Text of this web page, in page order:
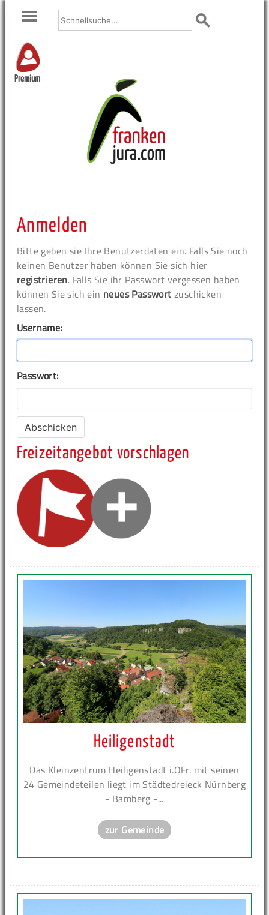
Premium
Anmelden
Bitte geben sie Ihre Benutzerdaten ein. Falls Sie noch
keinen Benutzer haben können Sie sich hier
registrieren. Falls Sie ihr Passwort vergessen haben
können Sie sich ein neues Passwort zuschicken
lassen.
Username:
Passwort:
Freizeitangebot vorschlagen
Heiligenstadt
Das Kleinzentrum Heiligenstadt i.OFr. mit seinen
24 Gemeindeteilen liegt im Städtedreieck Nürnberg
- Bamberg -...
zur Gemeinde